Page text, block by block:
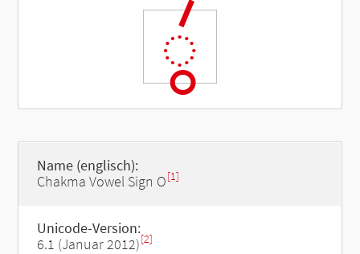
◌𑄮
Name (englisch):
Chakma Vowel Sign O[1]
Unicode-Version:
6.1 (Januar 2012)[2]